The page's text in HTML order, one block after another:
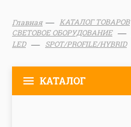
Главная
КАТАЛОГ ТОВАРОВ
СВЕТОВОЕ ОБОРУДОВАНИЕ
LED
SPOT/PROFILE/HYBRID
КАТАЛОГ